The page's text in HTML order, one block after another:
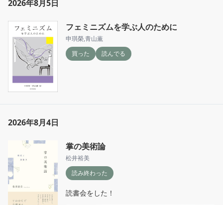
2026年8月5日
フェミニズムを学ぶ人のために
申琪榮,青山薫
買った
読んでる
2026年8月4日
掌の美術論
松井裕美
読み終わった
読書会をした！